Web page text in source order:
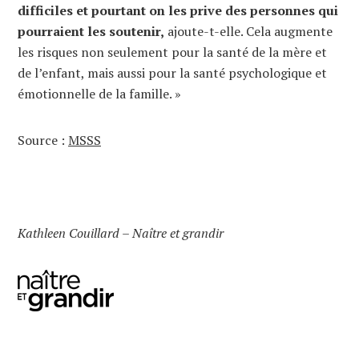
difficiles et pourtant on les prive des personnes qui
pourraient les soutenir, ajoute-t-elle. Cela augmente
les risques non seulement pour la santé de la mère et
de l’enfant, mais aussi pour la santé psychologique et
émotionnelle de la famille. »
Source : MSSS
Kathleen Couillard – Naître et grandir